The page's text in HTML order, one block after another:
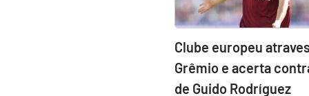
Clube europeu
Grêmio e acerta
de Guido Rodríguez